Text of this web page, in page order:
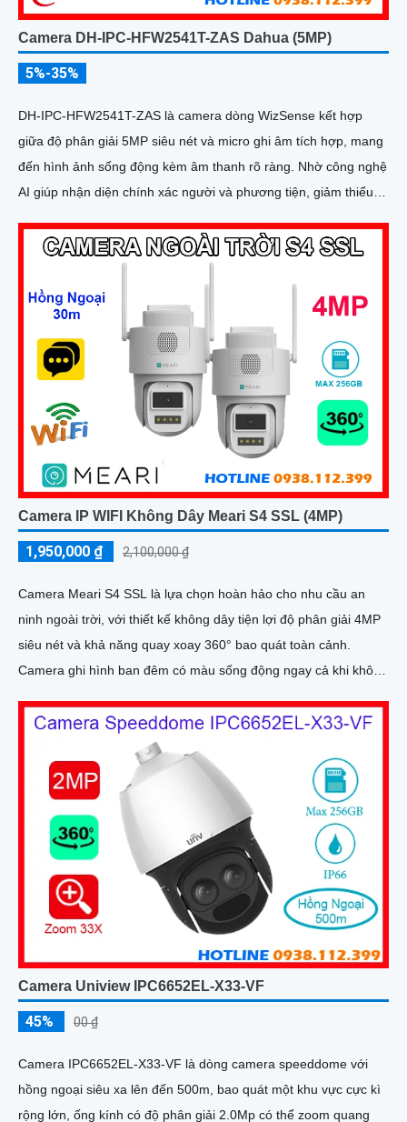
Camera DH-IPC-HFW2541T-ZAS Dahua (5MP)
5%-35%
DH-IPC-HFW2541T-ZAS là camera dòng WizSense kết hợp
giữa độ phân giải 5MP siêu nét và micro ghi âm tích hợp, mang
đến hình ảnh sống động kèm âm thanh rõ ràng. Nhờ công nghệ
AI giúp nhận diện chính xác người và phương tiện, giảm thiểu
Camera IP WIFI Không Dây Meari S4 SSL (4MP)
1,950,000 ₫ 2,100,000 ₫
Camera Meari S4 SSL là lựa chọn hoàn hảo cho nhu cầu an
ninh ngoài trời, với thiết kế không dây tiện lợi độ phân giải 4MP
siêu nét và khả năng quay xoay 360° bao quát toàn cảnh.
Camera ghi hình ban đêm có màu sống động ngay cả khi không
chiều giúp bạn chủ động phát hiện và xử lý mọi tình huống
Camera Uniview IPC6652EL-X33-VF
45% 00 ₫
Camera IPC6652EL-X33-VF là dòng camera speeddome với
hồng ngoại siêu xa lên đến 500m, bao quát một khu vực cực kì
rộng lớn, ống kính có độ phân giải 2.0Mp có thể zoom quang